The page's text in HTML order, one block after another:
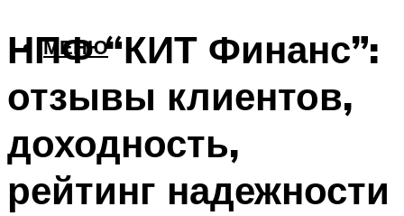
МЕНЮ
НПФ “КИТ Финанс”:
отзывы клиентов,
доходность,
рейтинг надежности